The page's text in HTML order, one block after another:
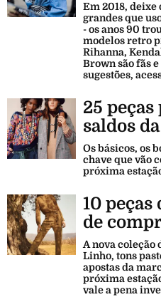
Em 2018, deixe
grandes que
- os anos 90
modelos retro
Rihanna,
Brown são fãs
sugestões,
25
saldos
Os básicos, os
chave que vão
próxima
10
de
A nova coleção
Linho, tons
apostas da
próxima
vale a pena